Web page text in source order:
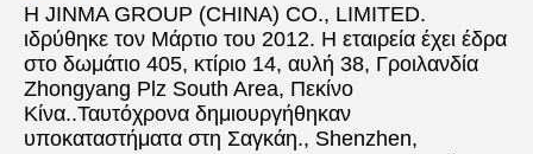
Η JINMA GROUP (CHINA) CO., LIMITED.
ιδρύθηκε τον Μάρτιο του 2012. Η εταιρεία έχει έδρα
στο δωμάτιο 405, κτίριο 14, αυλή 38, Γροιλανδία
Zhongyang Plz South Area, Πεκίνο
Κίνα..Ταυτόχρονα δημιουργήθηκαν
υποκαταστήματα στη Σαγκάη., Shenzhen,